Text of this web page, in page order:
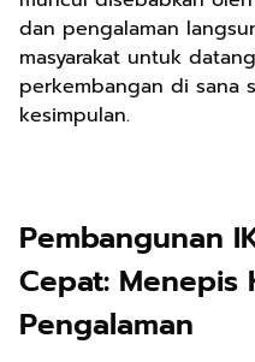
dan pengalaman
masyarakat untuk
perkembangan di sana
kesimpulan.
Pembangunan
Cepat: Menepis
Pengalaman